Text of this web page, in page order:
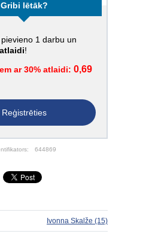
Gribi lētāk?
, pievieno 1 darbu un
!
ar 30% atlaidi: 0,69
Reģistrēties
644869
Ivonna Skalže (15)